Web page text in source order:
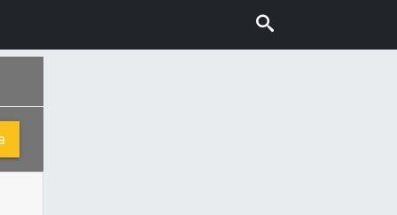
também como “Capital do Cerrado”. É a